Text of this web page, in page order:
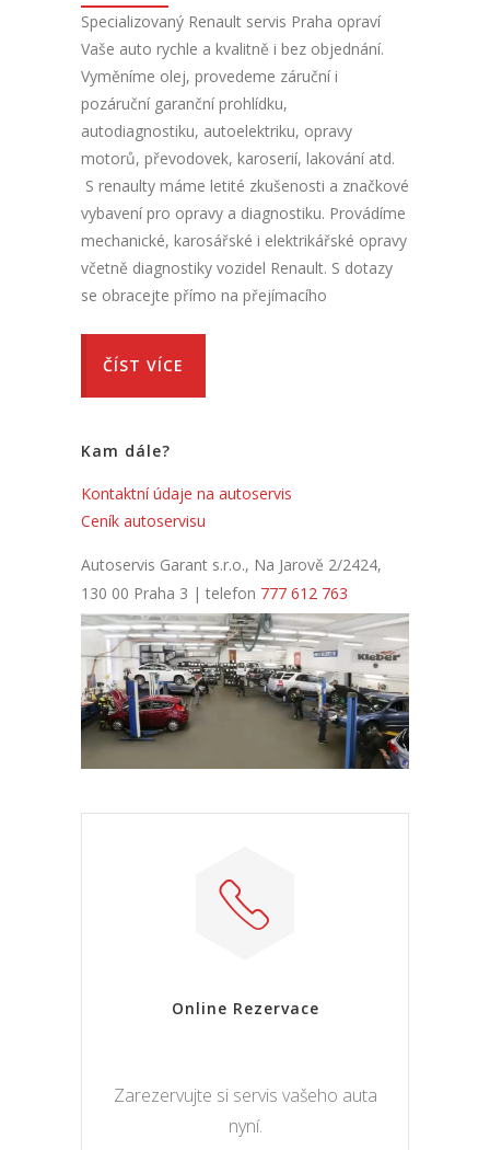
Specializovaný Renault servis Praha opraví
Vaše auto rychle a kvalitně i bez objednání.
Vyměníme olej, provedeme záruční i
pozáruční garanční prohlídku,
autodiagnostiku, autoelektriku, opravy
motorů, převodovek, karoserií, lakování atd.
S renaulty máme letité zkušenosti a značkové
vybavení pro opravy a diagnostiku. Provádíme
mechanické, karosářské i elektrikářské opravy
včetně diagnostiky vozidel Renault. S dotazy
se obracejte přímo na přejímacího
ČÍST VÍCE
Kam dále?
Kontaktní údaje na autoservis
Ceník autoservisu
Autoservis Garant s.r.o., Na Jarově 2/2424,
130 00 Praha 3 | telefon 777 612 763
Online Rezervace
Zarezervujte si servis vašeho auta
nyní.